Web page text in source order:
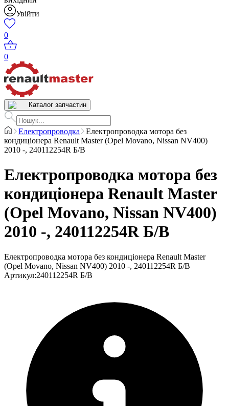
Увійти
0
0
Каталог запчастин
Електропроводка
Електропроводка мотора без
кондиціонера Renault Master (Opel Movano, Nissan NV400)
2010 -, 240112254R Б/В
Електропроводка мотора без
кондиціонера Renault Master
(Opel Movano, Nissan NV400)
2010 -, 240112254R Б/В
Електропроводка мотора без кондиціонера Renault Master
(Opel Movano, Nissan NV400) 2010 -, 240112254R Б/В
Артикул:240112254R Б/В